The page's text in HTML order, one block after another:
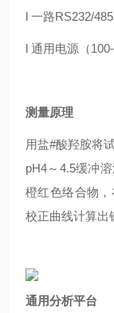
l 一路RS232/
l 通用电源（
测量原理
用盐#酸羟胺将
pH4～4.5缓冲
橙红色络合物
校正曲线计算出
通用分析平台